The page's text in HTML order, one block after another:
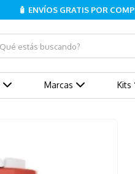
🧴 ENVÍOS GRATIS POR
estás buscando?
Marcas Kits